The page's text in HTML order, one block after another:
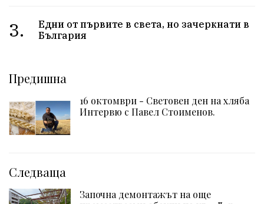
3.
Едни от първите в света, но зачеркнати в
България
Предишна
16 октомври - Световен ден на хляба
Интервю с Павел Стоименов.
Следваща
Започна демонтажът на още